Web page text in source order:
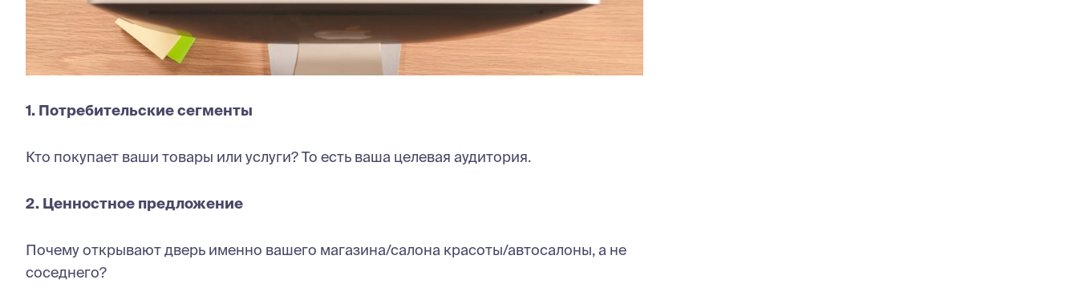
1. Потребительские сегменты
Кто покупает ваши товары или услуги? То есть ваша целевая аудитория.
2. Ценностное предложение
Почему открывают дверь именно вашего магазина/салона красоты/автосалоны, а не
соседнего?